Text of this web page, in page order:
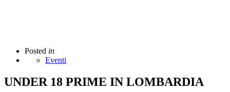
Posted in
Eventi
UNDER 18 PRIME IN LOMBARDIA